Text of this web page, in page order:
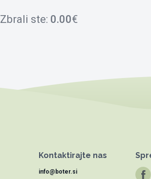
Zbrali ste: 0.00€
Kontaktirajte nas
info@boter.si